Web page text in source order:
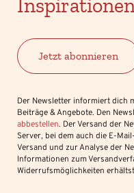
Jetzt abonnieren
Der Newsletter informiert dich
Beiträge & Angebote. Den
abbestellen. Der Versand der
Server, bei dem auch die E-
Versand und zur Analyse der
Informationen zum
Widerrufsmöglichkeiten